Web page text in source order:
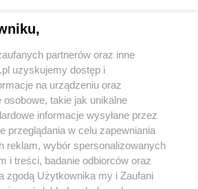
Instagram Youtube
partnerów oraz inne
uzyskujemy dostęp i
na urządzeniu oraz
takie jak unikalne
informacje wysyłane przez
przeglądania w celu zapewniania
reklam, wybór spersonalizowanych
i treści, badanie odbiorców oraz
zgodą Użytkownika my i Zaufani